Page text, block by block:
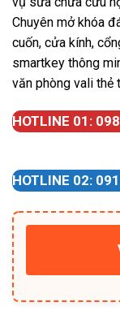
Chuyên mở khóa
cuốn, cửa kính,
smartkey thông
văn phòng vali thẻ
HOTLINE 01:
HOTLINE 02: